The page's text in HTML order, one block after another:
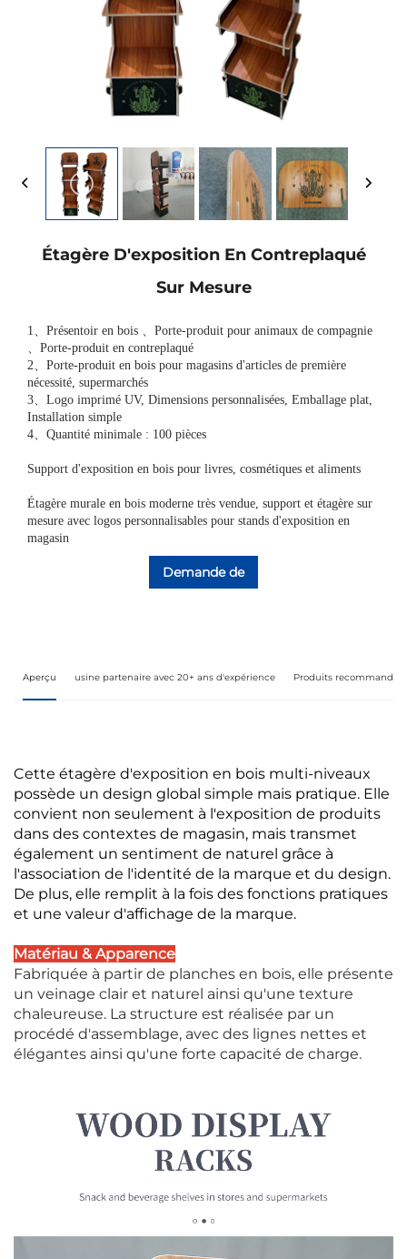
Étagère D'exposition En Contreplaqué
Sur Mesure
1 Présentoir en bois
Porte-produit pour animaux de compagnie
Porte-produit en contreplaqué
2
Porte-produit en bois pour magasins d'articles de première
nécessité, supermarchés
3
Logo imprimé UV, Dimensions personnalisées, Emballage plat,
Installation simple
4、Quantité minimale : 100 pièces
Support d'exposition en bois pour livres, cosmétiques et aliments
Étagère murale en bois moderne très vendue, support et étagère sur
mesure avec logos personnalisables pour stands d'exposition en
magasin
Demande de
Aperçu usine partenaire avec 20+ ans d'expérience Produits recommandés
Cette étagère d'exposition en bois multi-niveaux
possède un design global simple mais pratique. Elle
convient non seulement à l'exposition de produits
dans des contextes de magasin, mais transmet
également un sentiment de naturel grâce à
l'association de l'identité de la marque et du design.
De plus, elle remplit à la fois des fonctions pratiques
et une valeur d'affichage de la marque.
Matériau & Apparence
Fabriquée à partir de planches en bois, elle présente
un veinage clair et naturel ainsi qu'une texture
chaleureuse. La structure est réalisée par un
procédé d'assemblage, avec des lignes nettes et
élégantes ainsi qu'une forte capacité de charge.